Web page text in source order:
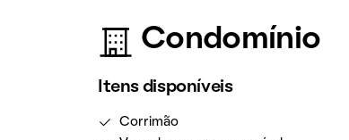
Condomínio
Itens disponíveis
Corrimão